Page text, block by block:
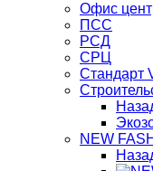
Офис
ПСС
РСД
СРЦ
Стандарт
NEW